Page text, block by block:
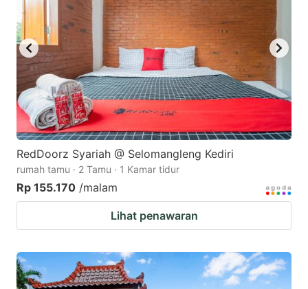
get
the
keyboard
shortcuts
for
changing
dates.
get
the
keyboard
shortcuts
for
changing
dates.
RedDoorz Syariah @ Selomangleng Kediri
rumah tamu · 2 Tamu · 1 Kamar tidur
Rp 155.170 /malam
Lihat penawaran